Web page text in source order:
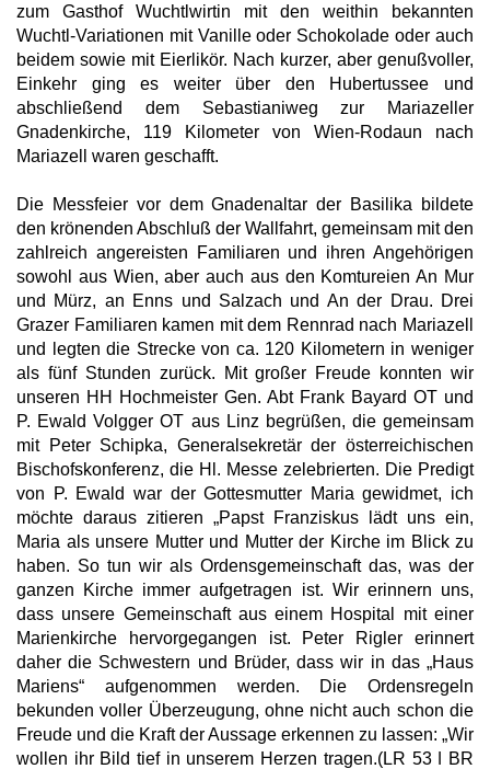
zum Gasthof Wuchtlwirtin mit den weithin bekannten
Wuchtl-Variationen mit Vanille oder Schokolade oder auch
beidem sowie mit Eierlikör. Nach kurzer, aber genußvoller,
Einkehr ging es weiter über den Hubertussee und
abschließend dem Sebastianiweg zur Mariazeller
Gnadenkirche, 119 Kilometer von Wien-Rodaun nach
Mariazell waren geschafft.
Die Messfeier vor dem Gnadenaltar der Basilika bildete
den krönenden Abschluß der Wallfahrt, gemeinsam mit den
zahlreich angereisten Familiaren und ihren Angehörigen
sowohl aus Wien, aber auch aus den Komtureien An Mur
und Mürz, an Enns und Salzach und An der Drau. Drei
Grazer Familiaren kamen mit dem Rennrad nach Mariazell
und legten die Strecke von ca. 120 Kilometern in weniger
als fünf Stunden zurück. Mit großer Freude konnten wir
unseren HH Hochmeister Gen. Abt Frank Bayard OT und
P. Ewald Volgger OT aus Linz begrüßen, die gemeinsam
mit Peter Schipka, Generalsekretär der österreichischen
Bischofskonferenz, die Hl. Messe zelebrierten. Die Predigt
von P. Ewald war der Gottesmutter Maria gewidmet, ich
möchte daraus zitieren „Papst Franziskus lädt uns ein,
Maria als unsere Mutter und Mutter der Kirche im Blick zu
haben. So tun wir als Ordensgemeinschaft das, was der
ganzen Kirche immer aufgetragen ist. Wir erinnern uns,
dass unsere Gemeinschaft aus einem Hospital mit einer
Marienkirche hervorgegangen ist. Peter Rigler erinnert
daher die Schwestern und Brüder, dass wir in das „Haus
Mariens“ aufgenommen werden. Die Ordensregeln
bekunden voller Überzeugung, ohne nicht auch schon die
Freude und die Kraft der Aussage erkennen zu lassen: „Wir
wollen ihr Bild tief in unserem Herzen tragen.(LR 53 ǀ BR